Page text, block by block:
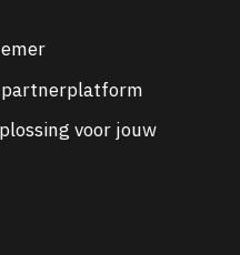
partnerplatform
voor jouw